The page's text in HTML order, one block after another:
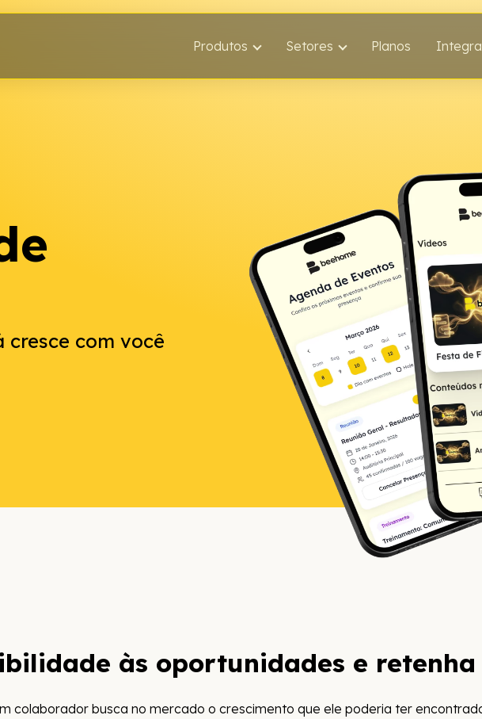
Produtos Setores Planos
cresce com você
às oportunidades e
colaborador busca no mercado o crescimento que ele poderia ter